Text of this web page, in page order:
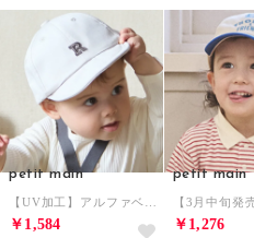
petit main
【UV加工】アルファベットロゴキャップ （ECRU(キナリ)）
￥1,584
petit main
￥1,276